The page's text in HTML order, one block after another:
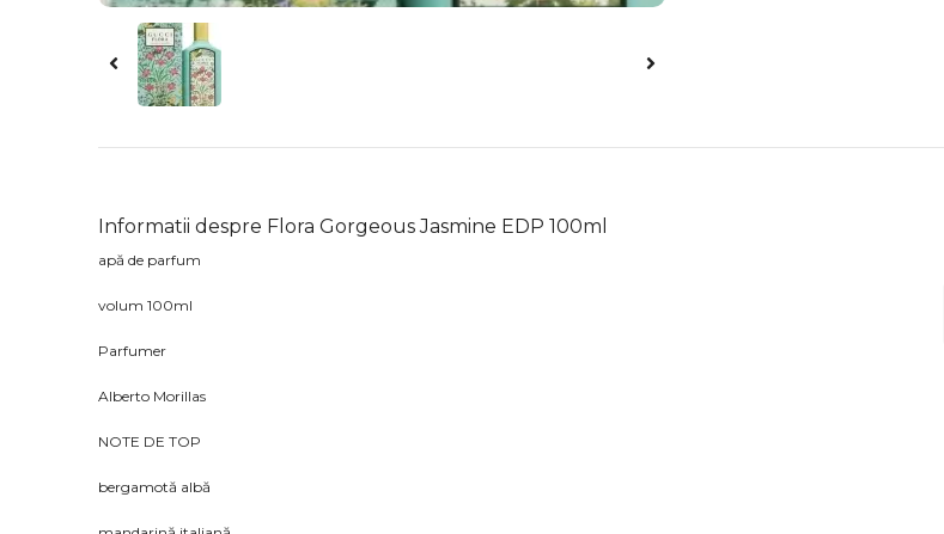
Informatii despre Flora Gorgeous Jasmine EDP 100ml
apă de parfum
volum 100ml
Parfumer
Alberto Morillas
NOTE DE TOP
bergamotă albă